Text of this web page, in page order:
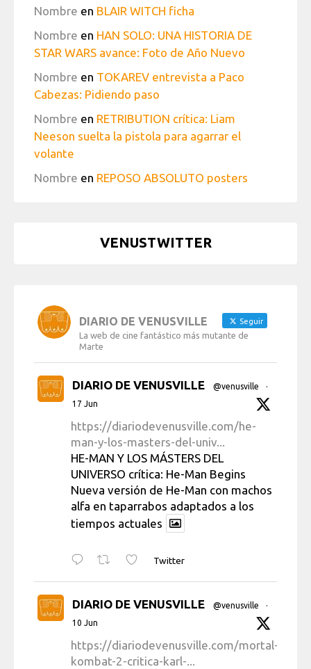
Nombre en BLAIR WITCH ficha
Nombre en HAN SOLO: UNA HISTORIA DE
STAR WARS avance: Foto de Año Nuevo
Nombre en TOKAREV entrevista a Paco
Cabezas: Pidiendo paso
Nombre en RETRIBUTION crítica: Liam
Neeson suelta la pistola para agarrar el
volante
Nombre en REPOSO ABSOLUTO posters
VENUSTWITTER
DIARIO DE VENUSVILLE Seguir
La web de cine fantástico más mutante de
Marte
DIARIO DE VENUSVILLE @venusville
·
17 Jun
https://diariodevenusville.com/he-
man-y-los-masters-del-univ...
HE-MAN Y LOS MÁSTERS DEL
UNIVERSO crítica: He-Man Begins
Nueva versión de He-Man con machos
alfa en taparrabos adaptados a los
tiempos actuales
Twitter
DIARIO DE VENUSVILLE @venusville
·
10 Jun
https://diariodevenusville.com/mortal-
kombat-2-critica-karl-...